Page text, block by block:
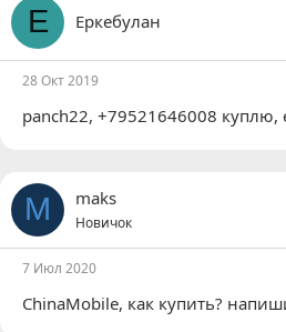
Е Еркебулан
28 Окт 2019
panch22, +79521646008 куплю,
M maks
Новичок
7 Июл 2020
ChinaMobile, как купить?